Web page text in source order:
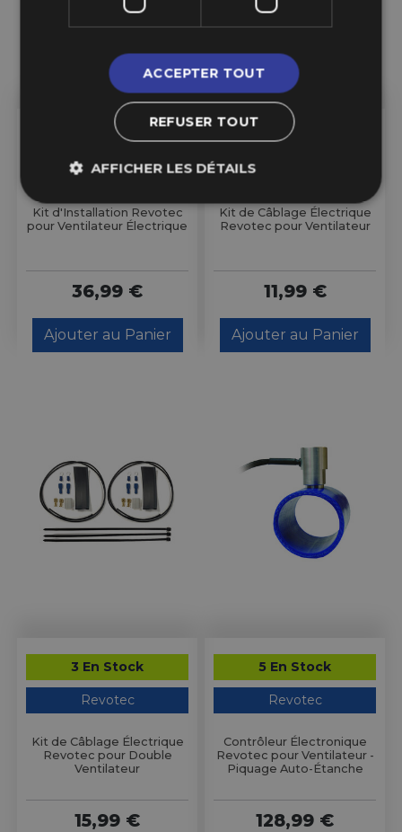
6 En Stock
Revotec
Kit d'Installation Revotec
pour Ventilateur Électrique
36,99 €
Ajouter au Panier
2 En Stock
Kit de Câblage Électrique
Revotec pour Ventilateur
11,99 €
Ajouter au Panier
3 En Stock
Revotec
Kit de Câblage Électrique
Revotec pour Double
Ventilateur
15,99 €
5 En Stock
Revotec
Contrôleur Électronique
Revotec pour Ventilateur -
Piquage Auto-Étanche
128,99 €
ACCEPTER TOUT
REFUSER TOUT
AFFICHER LES DÉTAILS